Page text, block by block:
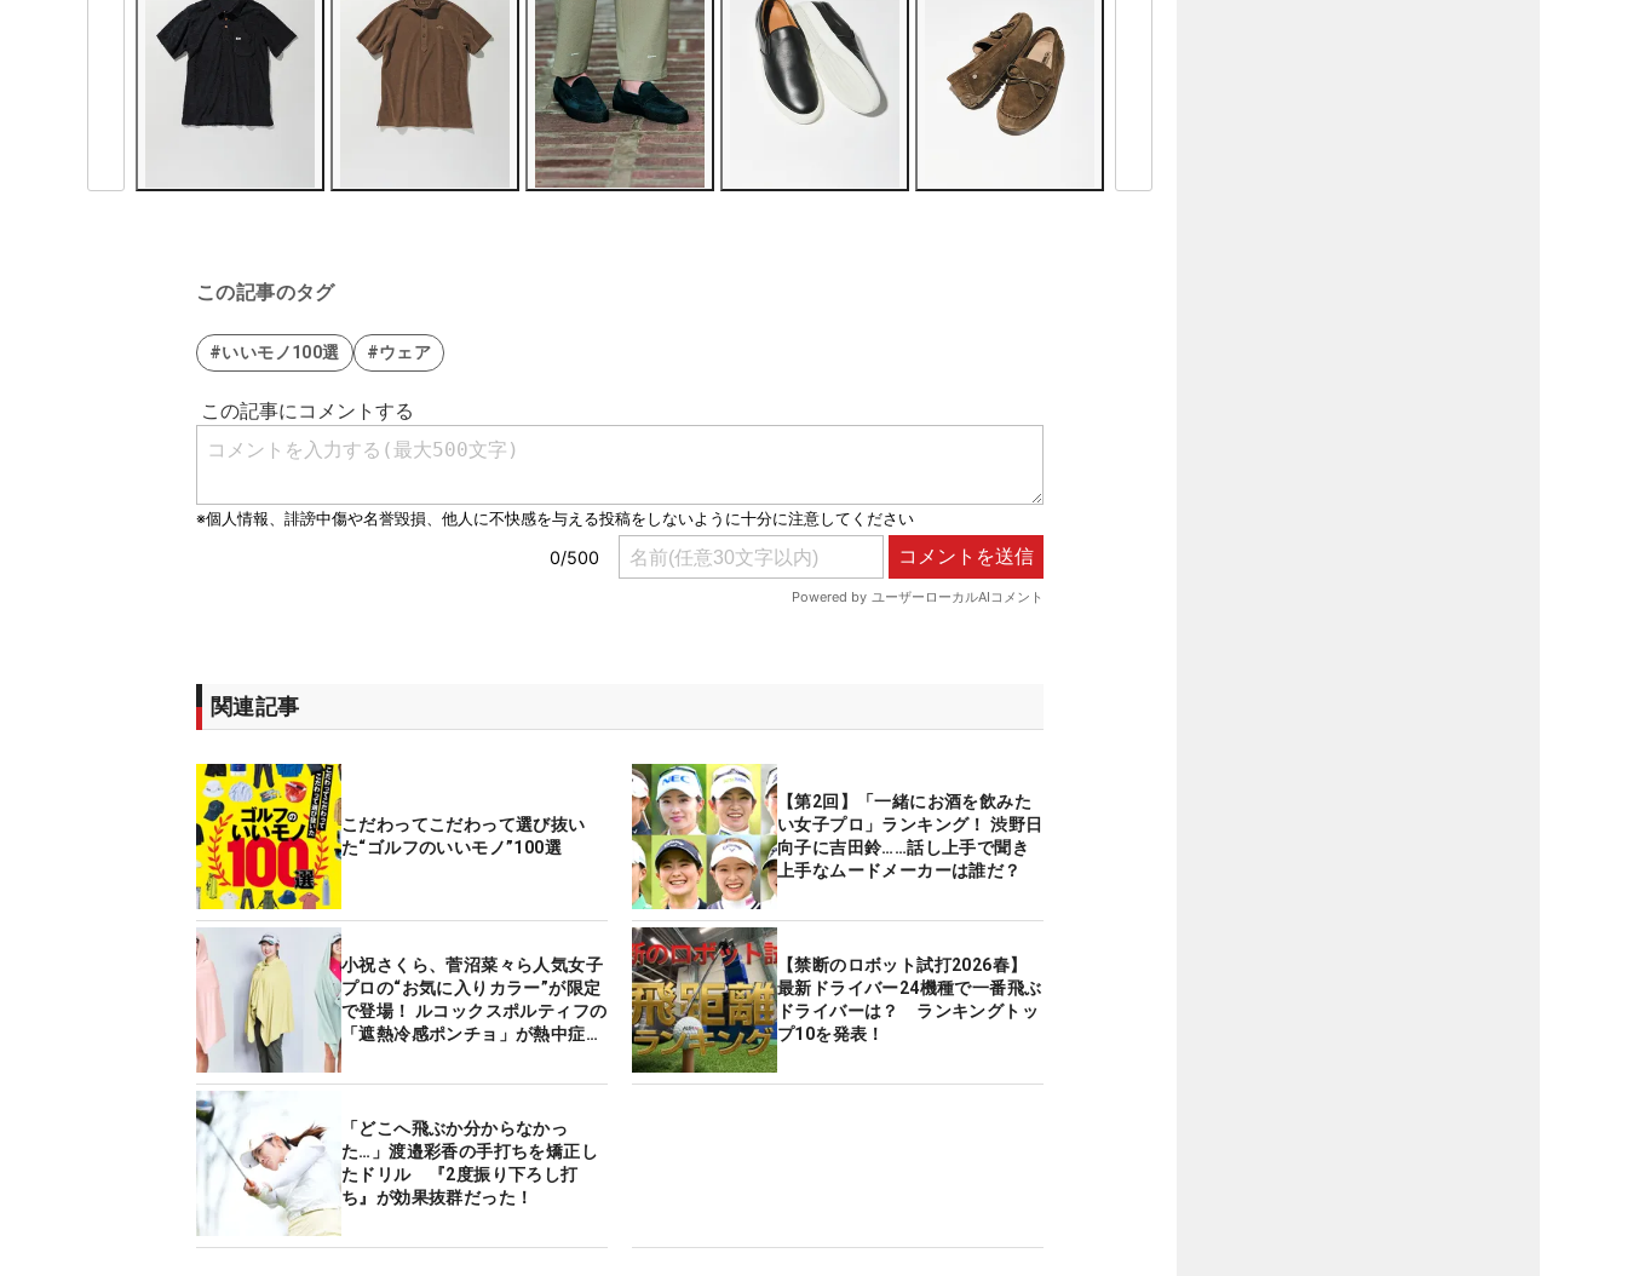
この記事のタグ
#いいモノ100選 #ウェア
関連記事
こだわってこだわって選び抜い
た“ゴルフのいいモノ”100選
【第2回】「一緒にお酒を飲みた
い女子プロ」ランキング！ 渋野日
向子に吉田鈴……話し上手で聞き
上手なムードメーカーは誰だ？
小祝さくら、菅沼菜々ら人気女子
プロの“お気に入りカラー”が限定
で登場！ ルコックスポルティフの
「遮熱冷感ポンチョ」が熱中症対
【禁断のロボット試打2026春】
最新ドライバー24機種で一番飛ぶ
ドライバーは？ ランキングトッ
プ10を発表！
「どこへ飛ぶか分からなかっ
た…」渡邉彩香の手打ちを矯正し
たドリル 『2度振り下ろし打
ち』が効果抜群だった！